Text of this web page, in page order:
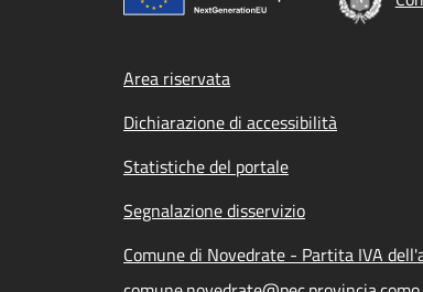
Footer menu
Area riservata
Dichiarazione di accessibilità
Statistiche del portale
Segnalazione disservizio
Comune di Novedrate - Partita IVA